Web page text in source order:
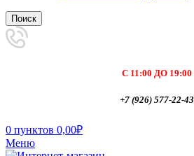
Поиск
С 11:00 ДО 19:00
+7 (926) 577-22-43
0 пунктов 0,00₽
Меню